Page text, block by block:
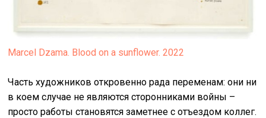
Marcel Dzama. Blood on a sunflower. 2022
Часть художников откровенно рада переменам: они ни
в коем случае не являются сторонниками войны –
просто работы становятся заметнее с отъездом коллег.